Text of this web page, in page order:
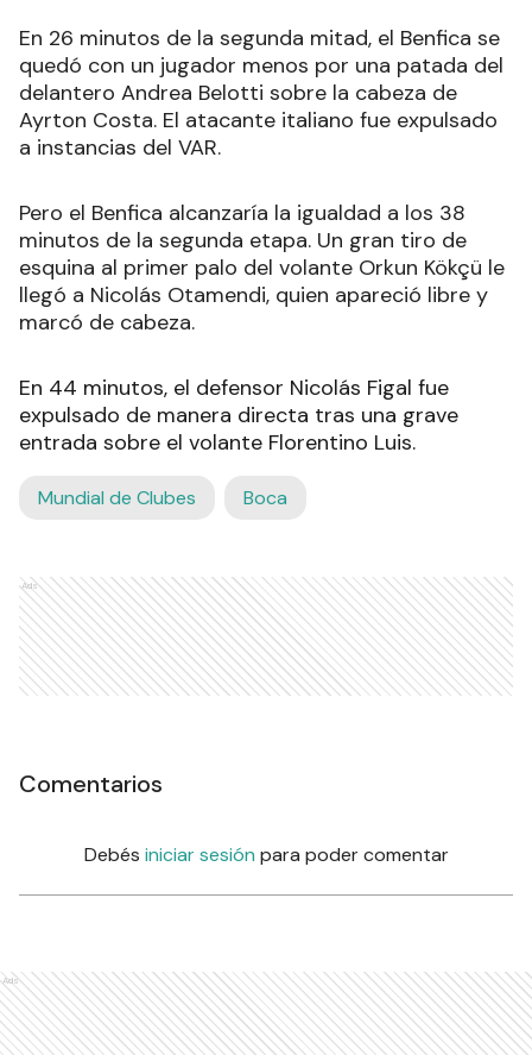
En 26 minutos de la segunda mitad, el Benfica se
quedó con un jugador menos por una patada del
delantero Andrea Belotti sobre la cabeza de
Ayrton Costa. El atacante italiano fue expulsado
a instancias del VAR.
Pero el Benfica alcanzaría la igualdad a los 38
minutos de la segunda etapa. Un gran tiro de
esquina al primer palo del volante Orkun Kökçü le
llegó a Nicolás Otamendi, quien apareció libre y
marcó de cabeza.
En 44 minutos, el defensor Nicolás Figal fue
expulsado de manera directa tras una grave
entrada sobre el volante Florentino Luis.
Mundial de Clubes Boca
Ads
Comentarios
Debés iniciar sesión para poder comentar
Ads